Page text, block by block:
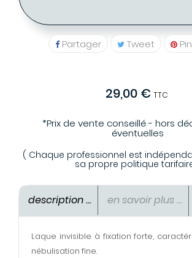
Partager Tweet
29,00 € TTC
*Prix de vente conseillé - hors
éventuelles
( Chaque professionnel est
sa propre politique
description ... en savoir plus ...
Laque invisible à fixation forte,
nébulisation fine.